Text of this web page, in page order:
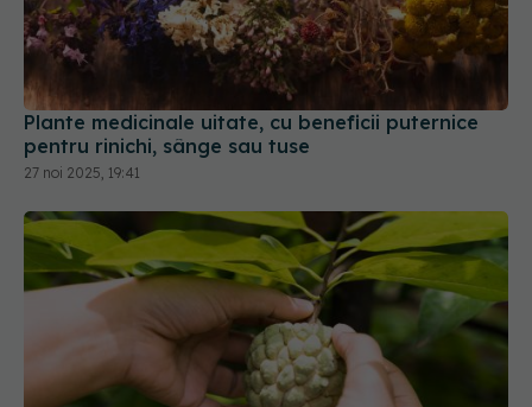
Plante medicinale uitate, cu beneficii puternice
pentru rinichi, sânge sau tuse
27 noi 2025, 19:41